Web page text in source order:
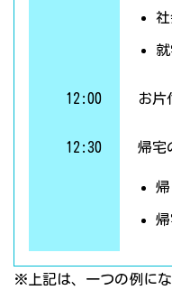
12:00 お片
12:30 帰宅
帰
※上記は、一つの例に